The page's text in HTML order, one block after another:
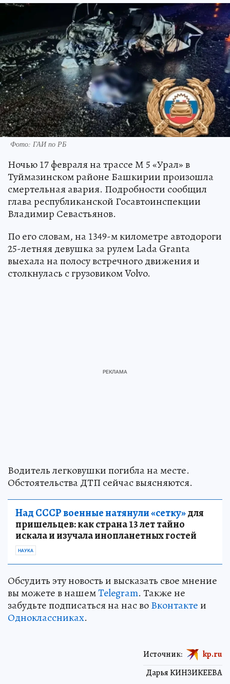
Фото: ГАИ по РБ
Ночью 17 февраля на трассе М 5 «Урал» в
Туймазинском районе Башкирии произошла
смертельная авария. Подробности сообщил
глава республиканской Госавтоинспекции
Владимир Севастьянов.
По его словам, на 1349-м километре автодороги
25-летняя девушка за рулем Lada Granta
выехала на полосу встречного движения и
столкнулась с грузовиком Volvo.
Водитель легковушки погибла на месте.
Обстоятельства ДТП сейчас выясняются.
Над СССР военные натянули «сетку»для
пришельцев: как страна 13 лет тайно
искала и изучала инопланетных гостей
НАУКА
Обсудить эту новость и высказать свое мнение
вы можете в нашемTelegram. Также не
забудьте подписаться на нас воВконтактеи
Одноклассниках.
Дарья КИНЗИКЕЕВА
Источник: kp.ru